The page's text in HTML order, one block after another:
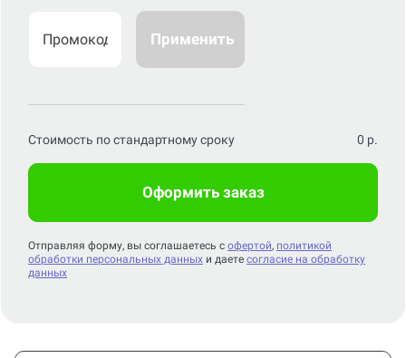
Применить
Стоимость по стандартному сроку 0 р.
Оформить заказ
Отправляя форму, вы соглашаетесь с офертой, политикой
обработки персональных данных и даете согласие на обработку
данных